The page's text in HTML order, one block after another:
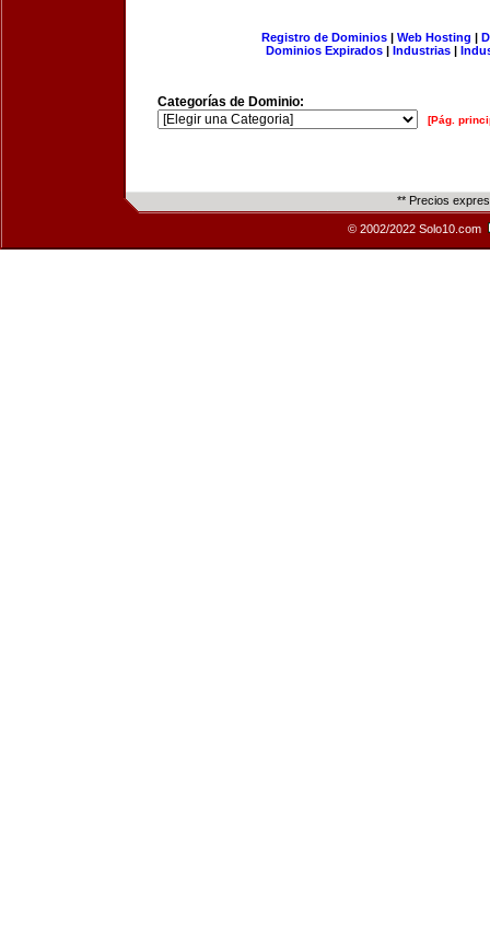
Registro de Dominios| Web Hosting |
Dominios Expirados | Industrias |
Categorías de Dominio:
[Pág.
** Precios
© 2002/2022 Solo10.com